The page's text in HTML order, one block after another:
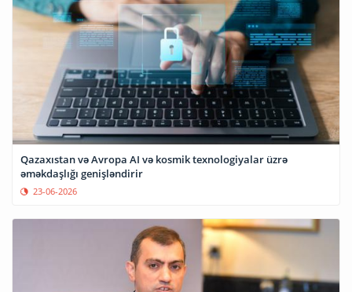
Qazaxıstan və Avropa AI və kosmik texnologiyalar üzrə
əməkdaşlığı genişləndirir
23-06-2026